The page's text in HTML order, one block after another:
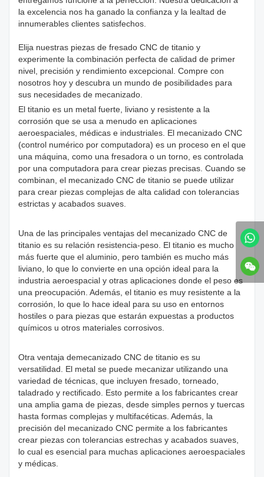
la excelencia nos ha ganado la confianza y la lealtad de
innumerables clientes satisfechos.
Elija nuestras piezas de fresado CNC de titanio y
experimente la combinación perfecta de calidad de primer
nivel, precisión y rendimiento excepcional. Compre con
nosotros hoy y descubra un mundo de posibilidades para
sus necesidades de mecanizado.
El titanio es un metal fuerte, liviano y resistente a la
corrosión que se usa a menudo en aplicaciones
aeroespaciales, médicas e industriales. El mecanizado CNC
(control numérico por computadora) es un proceso en el que
una máquina, como una fresadora o un torno, es controlada
por una computadora para crear piezas precisas. Cuando se
combinan, el mecanizado CNC de titanio se puede utilizar
para crear piezas complejas de alta calidad con tolerancias
estrictas y acabados suaves.
Una de las principales ventajas del mecanizado CNC de
titanio es su relación resistencia-peso. El titanio es mucho
más fuerte que el aluminio, pero también es mucho más
liviano, lo que lo convierte en una opción ideal para la
industria aeroespacial y otras aplicaciones donde el peso es
una preocupación. Además, el titanio es muy resistente a la
corrosión, lo que lo hace ideal para su uso en entornos
hostiles o para piezas que estarán expuestas a productos
químicos u otros materiales corrosivos.
Otra ventaja demecanizado CNC de titanio es su
versatilidad. El metal se puede mecanizar utilizando una
variedad de técnicas, que incluyen fresado, torneado,
taladrado y rectificado. Esto permite a los fabricantes crear
una amplia gama de piezas, desde simples pernos y tuercas
hasta formas complejas y multifacéticas. Además, la
precisión del mecanizado CNC permite a los fabricantes
crear piezas con tolerancias estrechas y acabados suaves,
lo cual es esencial para muchas aplicaciones aeroespaciales
y médicas.